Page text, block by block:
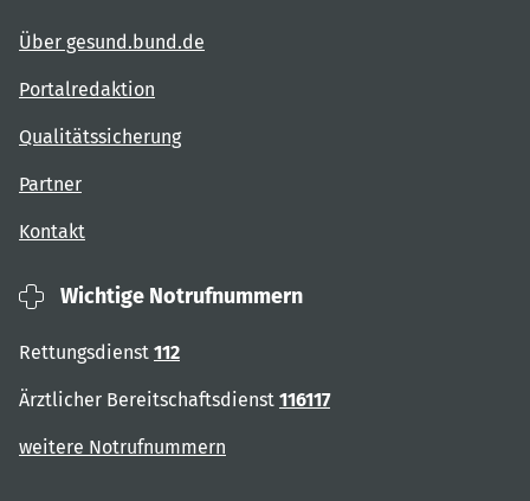
Über gesund.bund.de
Portalredaktion
Qualitätssicherung
Partner
Kontakt
Wichtige Notrufnummern
Rettungsdienst 112
Ärztlicher Bereitschaftsdienst 116117
weitere Notrufnummern